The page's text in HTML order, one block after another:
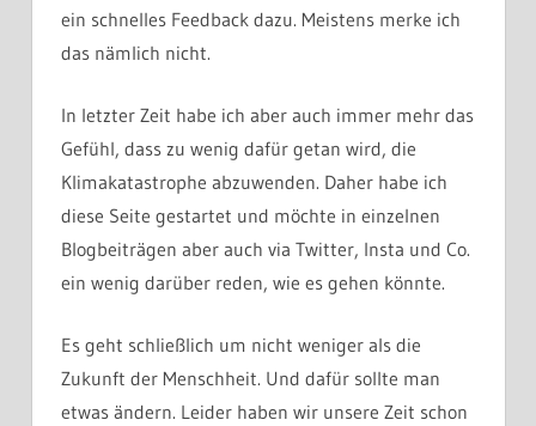
ein schnelles Feedback dazu. Meistens merke ich
das nämlich nicht.
In letzter Zeit habe ich aber auch immer mehr das
Gefühl, dass zu wenig dafür getan wird, die
Klimakatastrophe abzuwenden. Daher habe ich
diese Seite gestartet und möchte in einzelnen
Blogbeiträgen aber auch via Twitter, Insta und Co.
ein wenig darüber reden, wie es gehen könnte.
Es geht schließlich um nicht weniger als die
Zukunft der Menschheit. Und dafür sollte man
etwas ändern. Leider haben wir unsere Zeit schon